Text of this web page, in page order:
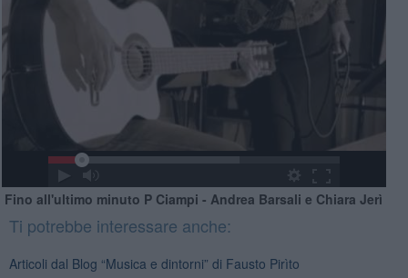
Fino all'ultimo minuto P Ciampi - Andrea Barsali e Chiara Jerì
Ti potrebbe interessare anche:
Articoli dal Blog “Musica e dintorni” di Fausto Pirìto